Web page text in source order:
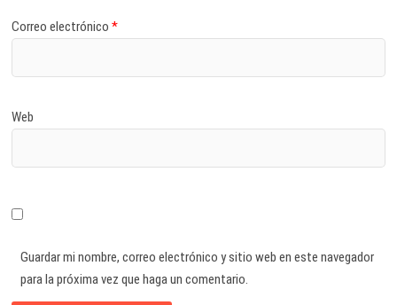
Correo electrónico*
Web
Guardar mi nombre, correo electrónico y sitio web en este navegador
para la próxima vez que haga un comentario.